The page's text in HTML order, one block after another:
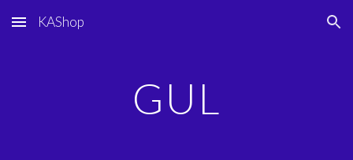
Skip to main content Skip to navigation
KAShop
GUL